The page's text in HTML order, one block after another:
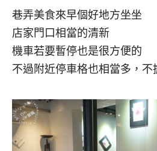
巷弄美食來早個好地方坐坐
店家門口相當的清新
機車若要暫停也是很方便的
不過附近停車格也相當多，不